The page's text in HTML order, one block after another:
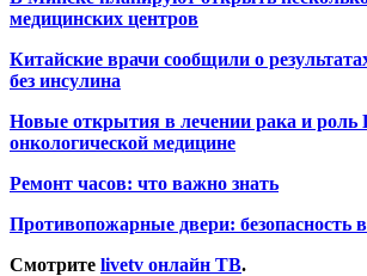
медицинских центров
Китайские врачи сообщили о
без инсулина
Новые открытия в лечении рака и роль
онкологической медицине
Ремонт часов: что важно знать
Противопожарные двери: безопасность
Смотрите livetv онлайн ТВ.